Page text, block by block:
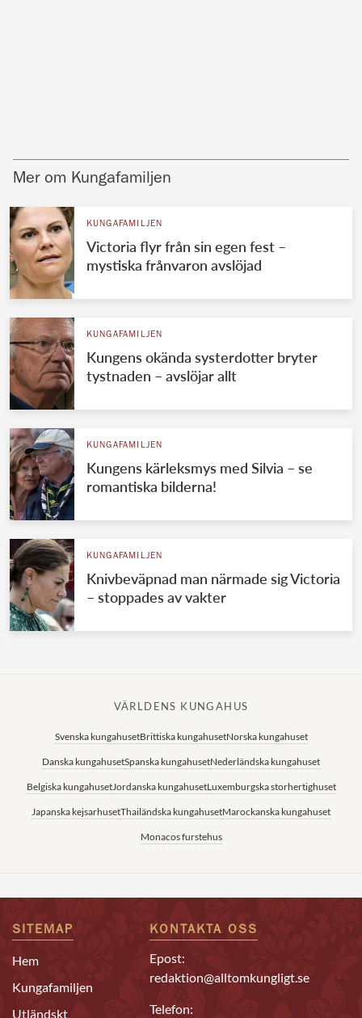
Mer om Kungafamiljen
KUNGAFAMILJEN
Victoria flyr från sin egen fest –
mystiska frånvaron avslöjad
KUNGAFAMILJEN
Kungens okända systerdotter bryter
tystnaden – avslöjar allt
KUNGAFAMILJEN
Kungens kärleksmys med Silvia – se
romantiska bilderna!
KUNGAFAMILJEN
Knivbeväpnad man närmade sig Victoria
– stoppades av vakter
VÄRLDENS KUNGAHUS
Svenska kungahusetBrittiska kungahusetNorska kungahuset
Danska kungahusetSpanska kungahusetNederländska kungahuset
Belgiska kungahusetJordanska kungahusetLuxemburgska storhertighuset
Japanska kejsarhusetThailändska kungahusetMarockanska kungahuset
Monacos furstehus
SITEMAP
Hem
Kungafamiljen
Utländskt
KONTAKTA OSS
Epost:
redaktion@alltomkungligt.se
Telefon: